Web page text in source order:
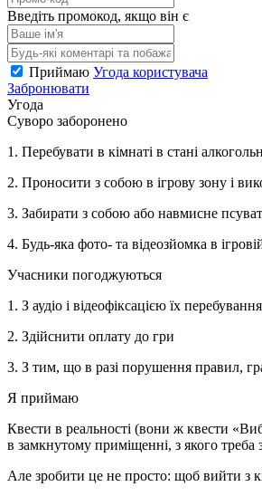
Введіть промокод, якщо він є
Приймаю Угода користувача
Забронювати
Угода
Суворо заборонено
1. Перебувати в кімнаті в стані
2. Проносити з собою в ігрову зону і
3. Забирати з собою або навмисне
4. Будь-яка фото- та відеозйомка в
Учасники погоджуються
1. З аудіо і відеофіксацією їх
2. Здійснити оплату до гри
3. З тим, що в разі порушення правил,
Я приймаю
Квести в реальності (вони ж квести
в замкнутому приміщенні, з якого треба
Але зробити це не просто: щоб вийти з